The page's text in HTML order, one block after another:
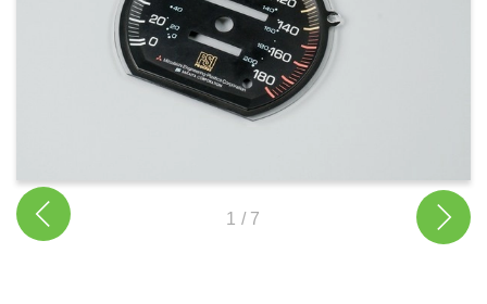
1 / 7